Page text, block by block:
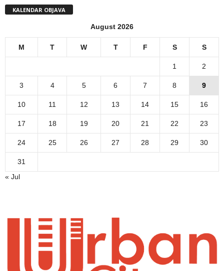
KALENDAR OBJAVA
August 2026
M T W T F S S
1 2
3 4 5 6 7 8 9
10 11 12 13 14 15 16
17 18 19 20 21 22 23
24 25 26 27 28 29 30
31
« Jul